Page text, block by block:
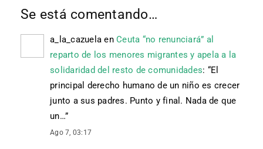
Se está comentando…
a_la_cazuela en Ceuta “no renunciará” al
reparto de los menores migrantes y apela a la
solidaridad del resto de comunidades: “El
principal derecho humano de un niño es crecer
junto a sus padres. Punto y final. Nada de que
un…”
Ago 7, 03:17